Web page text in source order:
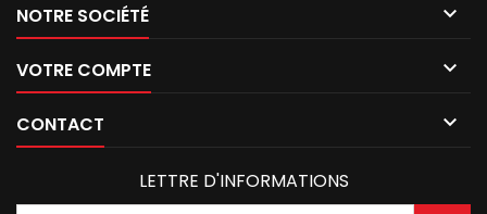
NOTRE SOCIÉTÉ 
VOTRE COMPTE 
CONTACT 
LETTRE D'INFORMATIONS